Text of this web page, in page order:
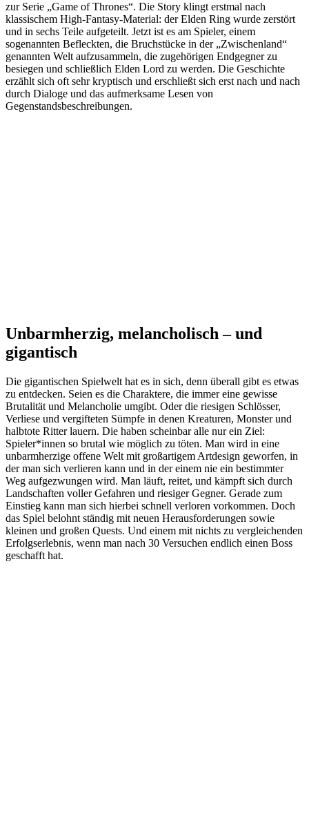
zur Serie „Game of Thrones“. Die Story klingt erstmal nach
klassischem High-Fantasy-Material: der Elden Ring wurde zerstört
und in sechs Teile aufgeteilt. Jetzt ist es am Spieler, einem
sogenannten Befleckten, die Bruchstücke in der „Zwischenland“
genannten Welt aufzusammeln, die zugehörigen Endgegner zu
besiegen und schließlich Elden Lord zu werden. Die Geschichte
erzählt sich oft sehr kryptisch und erschließt sich erst nach und nach
durch Dialoge und das aufmerksame Lesen von
Gegenstandsbeschreibungen.
Unbarmherzig, melancholisch – und
gigantisch
Die gigantischen Spielwelt hat es in sich, denn überall gibt es etwas
zu entdecken. Seien es die Charaktere, die immer eine gewisse
Brutalität und Melancholie umgibt. Oder die riesigen Schlösser,
Verliese und vergifteten Sümpfe in denen Kreaturen, Monster und
halbtote Ritter lauern. Die haben scheinbar alle nur ein Ziel:
Spieler*innen so brutal wie möglich zu töten. Man wird in eine
unbarmherzige offene Welt mit großartigem Artdesign geworfen, in
der man sich verlieren kann und in der einem nie ein bestimmter
Weg aufgezwungen wird. Man läuft, reitet, und kämpft sich durch
Landschaften voller Gefahren und riesiger Gegner. Gerade zum
Einstieg kann man sich hierbei schnell verloren vorkommen. Doch
das Spiel belohnt ständig mit neuen Herausforderungen sowie
kleinen und großen Quests. Und einem mit nichts zu vergleichenden
Erfolgserlebnis, wenn man nach 30 Versuchen endlich einen Boss
geschafft hat.